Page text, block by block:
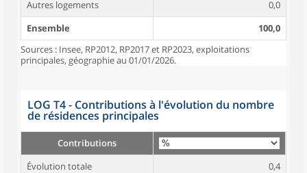
Autres logements
0,0
Ensemble
100,0
Sources : Insee, RP2012, RP2017 et RP2023, exploitations
principales, géographie au 01/01/2026.
LOG T4 - Contributions à l'évolution du nombre
de résidences principales
Contributions
Évolution totale
0,4